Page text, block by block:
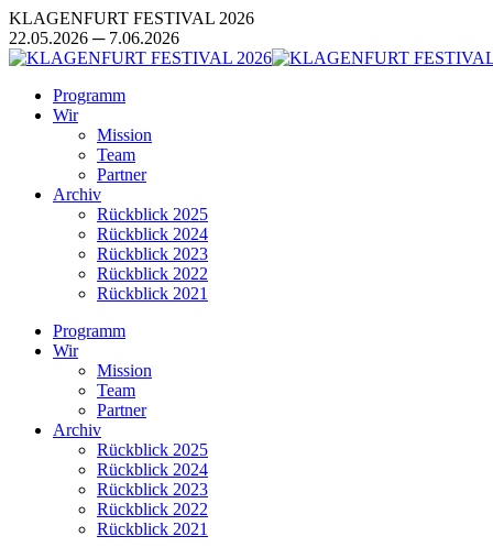
Zum
Inhalt
springen
KLAGENFURT FESTIVAL 2026
22.05.2026 ─ 7.06.2026
Programm
Wir
Mission
Team
Partner
Archiv
Rückblick 2025
Rückblick 2024
Rückblick 2023
Rückblick 2022
Rückblick 2021
Programm
Wir
Mission
Team
Partner
Archiv
Rückblick 2025
Rückblick 2024
Rückblick 2023
Rückblick 2022
Rückblick 2021